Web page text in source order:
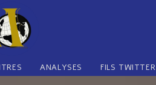
ANALYSES FILS TWITTER